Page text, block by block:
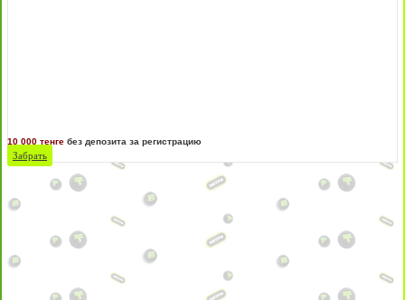
10 000 тенге без депозита за регистрацию
Забрать